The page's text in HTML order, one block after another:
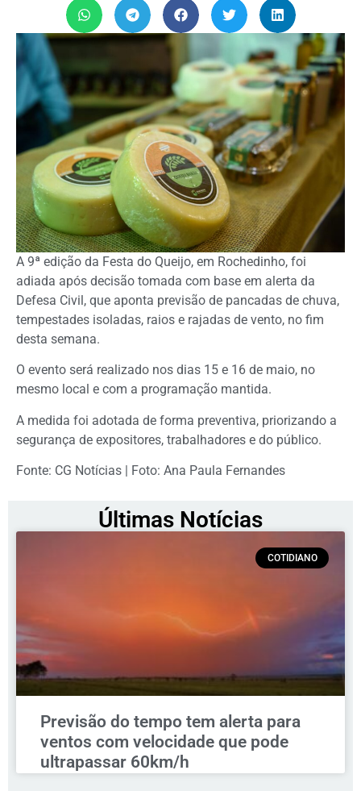
A 9ª edição da Festa do Queijo, em Rochedinho, foi
adiada após decisão tomada com base em alerta da
Defesa Civil, que aponta previsão de pancadas de chuva,
tempestades isoladas, raios e rajadas de vento, no fim
desta semana.
O evento será realizado nos dias 15 e 16 de maio, no
mesmo local e com a programação mantida.
A medida foi adotada de forma preventiva, priorizando a
segurança de expositores, trabalhadores e do público.
Fonte: CG Notícias | Foto: Ana Paula Fernandes
Últimas Notícias
COTIDIANO
Previsão do tempo tem alerta para
ventos com velocidade que pode
ultrapassar 60km/h